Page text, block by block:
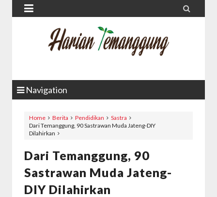
 
Navigation
Home Berita Pendidikan
Sastra
Dari Temanggung, 90 Sastrawan Muda Jateng-DIY
Dilahirkan
Dari Temanggung, 90
Sastrawan Muda Jateng-
DIY Dilahirkan